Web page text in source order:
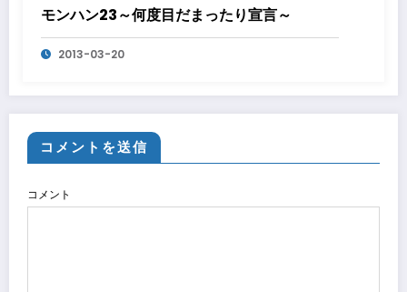
モンハン23～何度目だまったり宣言～
2013-03-20
コメントを送信
コメント